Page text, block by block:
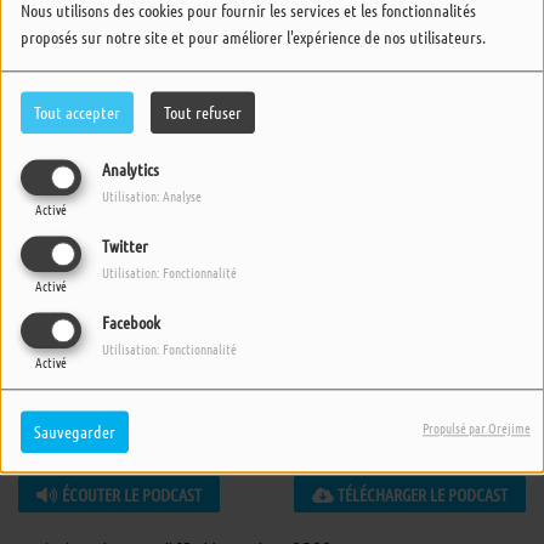
Nous utilisons des cookies pour fournir les services et les fonctionnalités
proposés sur notre site et pour améliorer l'expérience de nos utilisateurs.
Tout accepter Tout refuser
Analytics
Activé
Utilisation: Analyse
Twitter
Activé
Utilisation: Fonctionnalité
Facebook
Activé
Utilisation: Fonctionnalité
Sauvegarder Propulsé par Orejime
13 DÉCEMBRE 2022 -
ÉCOUTER LE PODCAST TÉLÉCHARGER LE PODCAST